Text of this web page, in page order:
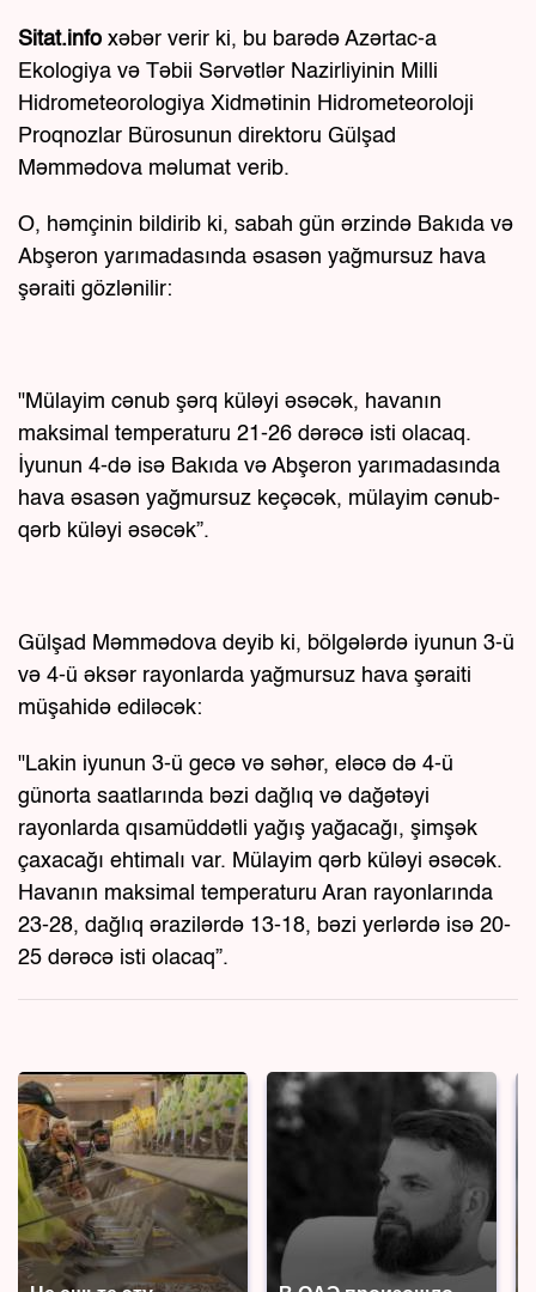
Sitat.info xəbər verir ki, bu barədə Azərtac-a
Ekologiya və Təbii Sərvətlər Nazirliyinin Milli
Hidrometeorologiya Xidmətinin Hidrometeoroloji
Proqnozlar Bürosunun direktoru Gülşad
Məmmədova məlumat verib.
O, həmçinin bildirib ki, sabah gün ərzində Bakıda və
Abşeron yarımadasında əsasən yağmursuz hava
şəraiti gözlənilir:
"Mülayim cənub şərq küləyi əsəcək, havanın
maksimal temperaturu 21-26 dərəcə isti olacaq.
İyunun 4-də isə Bakıda və Abşeron yarımadasında
hava əsasən yağmursuz keçəcək, mülayim cənub-
qərb küləyi əsəcək”.
Gülşad Məmmədova deyib ki, bölgələrdə iyunun 3-ü
və 4-ü əksər rayonlarda yağmursuz hava şəraiti
müşahidə ediləcək:
"Lakin iyunun 3-ü gecə və səhər, eləcə də 4-ü
günorta saatlarında bəzi dağlıq və dağətəyi
rayonlarda qısamüddətli yağış yağacağı, şimşək
çaxacağı ehtimalı var. Mülayim qərb küləyi əsəcək.
Havanın maksimal temperaturu Aran rayonlarında
23-28, dağlıq ərazilərdə 13-18, bəzi yerlərdə isə 20-
25 dərəcə isti olacaq”.